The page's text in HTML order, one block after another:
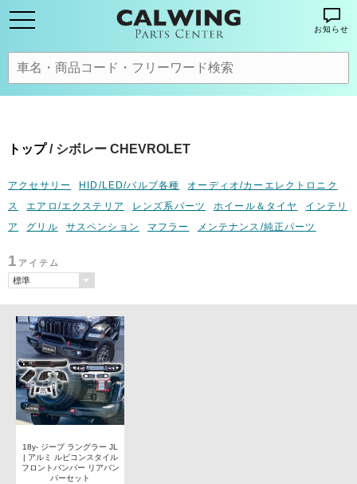
お知らせ
トップ/ シボレー CHEVROLET
アクセサリー HID/LED/バルブ各種
オーディオ/カーエレクトロニク
ス
エアロ/エクステリア レンズ系パーツ ホイール＆タイヤ
インテリ
ア
グリル サスペンション マフラー メンテナンス/純正パーツ
1 アイテム
18y- ジープ ラングラー JL
| アルミ ルビコンスタイル
フロントバンパー リアバン
パーセット